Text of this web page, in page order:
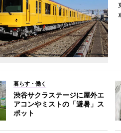
暮らす・働く
渋谷サクラステージに屋外エ
アコンやミストの「避暑」ス
ポット